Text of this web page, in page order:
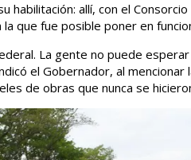
habilitación: allí, con el
que fue posible poner en
La gente no puede
el Gobernador, al
de obras que nunca se